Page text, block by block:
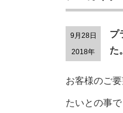
9月28日
2018年
プ
た。
お客様のご
たいとの事